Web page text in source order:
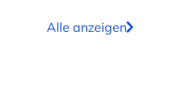
Alle anzeigen